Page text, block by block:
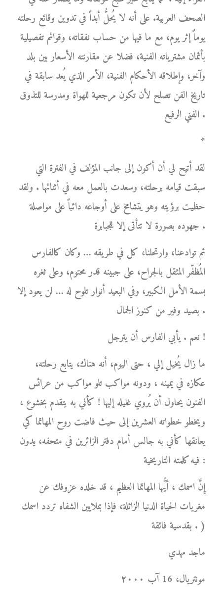
الصحف العربية. على أنه لا يُحلُّ أبداً في تدوين وقائع رحلته
يوماً إثر يوم، مع ما فيها من حساب نفقاته، وقوائم تفصيلية
بأثمان مشترياته الفنية، فضلا عن مقارنته الأسعار بين بلد
وآخر، وإطلاقه الأحكام الفنية، الأمر الذي يُعد سابقة في
تاريخ الفن تصلح لأن تكون مرجعية للهواة ومدرسة للتذوق
الفني الرفيع .
*
لقد أتيح لي أن أكون إلى جانب المؤلف في الفترة التي
سبقت قيامه برحلته، وسعدت بالعمل معه في أثنائها . ولقد
حظيت برؤيته وهو يتشامخ على أوجاعه دائباً على مواصلة
جهوده بصورة لا تتأتى إلا للجبابرة .
ثم توادعنا، وارتحلنا، كل في طريقه … وكان كالفارس
المُظفّر المثقل بالجراح، على جبينه قدر محتوم، وعلى ثغره
بسمة الأمل الكبير، وفي البعيد أنوار تلوح له … لن يعود إلا
بصيد وفير من كنوز الجمال .
نعم . يأبي الفارس أن يترجل !
ما زال يُخيل إلي ، حتى اليوم، أنه هناك، يتابع رحلته،
عكازه في يمينه ، ودونه مواكب تلو مواكب من عرائس
الفنون يحاول أن يُروي غليله إليها ! كأني به يتقدم بخشوع ،
ويخطو خطواته العشرين إلى حيث فاضت روح المهاتما كي
يعانقها كأني به جالس أمام دفتر الزائرين في متحفه، يدون
فيه كلمته التاريخية :
إِنَّ اسمك ، أيُّها المهاتما العظيم ، قد خلده عزوفك عن
مغريات الحياة الدنيا الزائلة، فإذا بملايين الشفاه تردد اسمك
بقدسية فائقة . )
ماجد مهدي
مونتریال، 16 آب ۲۰۰۰